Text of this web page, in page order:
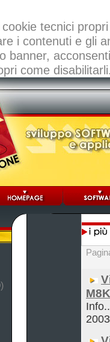
tecnici
i contenuti e gli
banner,
come
2003